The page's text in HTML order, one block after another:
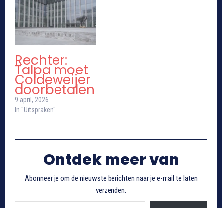
Rechter:
Talpa moet
Coldeweijer
doorbetalen
9 april, 2026
In "Uitspraken"
Ontdek meer van
Abonneer je om de nieuwste berichten naar je e-mail te laten
verzenden.
Typ je e-mail...